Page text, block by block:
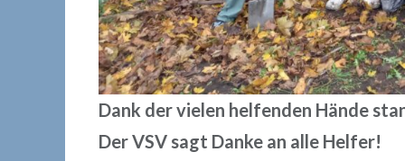
Dank der vielen helfenden Hände
Der VSV sagt Danke an alle Helfer!